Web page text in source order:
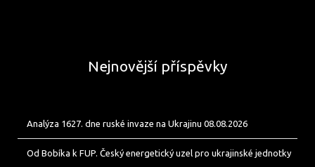
Nejnovější příspěvky
Analýza 1627. dne ruské invaze na Ukrajinu 08.08.2026
Od Bobíka k FUP. Český energetický uzel pro ukrajinské jednotky